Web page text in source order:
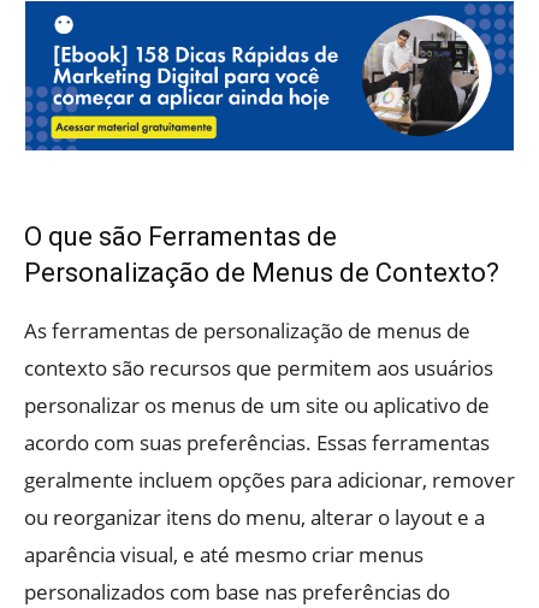
O que são Ferramentas de
Personalização de Menus de Contexto?
As ferramentas de personalização de menus de
contexto são recursos que permitem aos usuários
personalizar os menus de um site ou aplicativo de
acordo com suas preferências. Essas ferramentas
geralmente incluem opções para adicionar, remover
ou reorganizar itens do menu, alterar o layout e a
aparência visual, e até mesmo criar menus
personalizados com base nas preferências do